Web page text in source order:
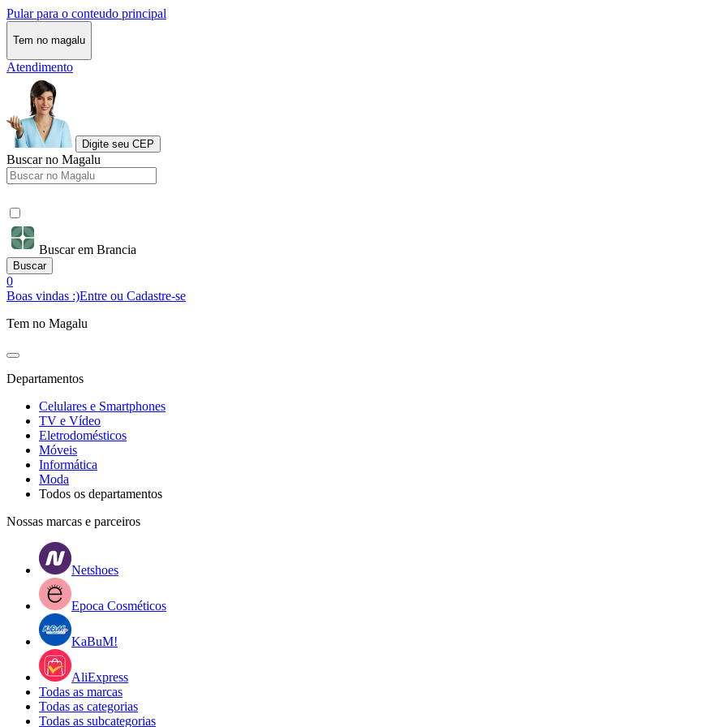
Pular para o conteudo principal
Tem no magalu
Atendimento
Digite seu CEP
Buscar no Magalu
Buscar em Brancia
Buscar
0
Boas vindas :)Entre ou Cadastre-se
Tem no Magalu
Departamentos
Celulares e Smartphones
TV e Vídeo
Eletrodomésticos
Móveis
Informática
Moda
Todos os departamentos
Nossas marcas e parceiros
Netshoes
Epoca Cosméticos
KaBuM!
AliExpress
Todas as marcas
Todas as categorias
Todas as subcategorias